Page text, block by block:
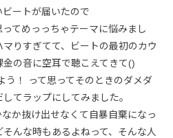
ートが届いたので
てめっっちゃテーマに悩みまし
りすぎてて、ビートの最初のカウ
の音に空耳で聴こえてきて()
う！ って思ってそのときのダメダ
てラップにしてみました。
か抜け出せなくて自暴自棄になっ
んな時もあるよねって、そんな人